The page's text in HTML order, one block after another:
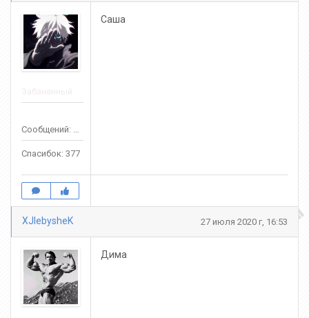
Сообщений: 356
Спасибок: 377
Саша
XJlebysheK 27 июля 2020 г, 16:53
Дима